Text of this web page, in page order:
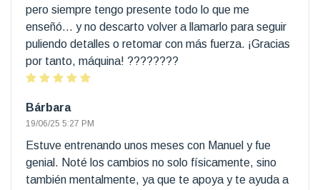
pero siempre tengo presente todo lo que me
enseñó… y no descarto volver a llamarlo para seguir
puliendo detalles o retomar con más fuerza. ¡Gracias
por tanto, máquina! ????????
Bárbara
19/06/25 5:27 PM
Estuve entrenando unos meses con Manuel y fue
genial. Noté los cambios no solo físicamente, sino
también mentalmente, ya que te apoya y te ayuda a